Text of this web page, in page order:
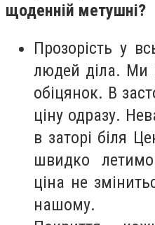
щоденній метушні?
Прозорість у
людей діла. Ми
обіцянок. В
ціну одразу.
в заторі біля
швидко
ціна не
нашому.